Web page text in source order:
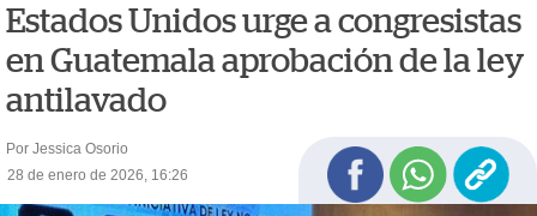
Estados Unidos urge a congresistas
en Guatemala aprobación de la ley
antilavado
Por Jessica Osorio
28 de enero de 2026, 16:26